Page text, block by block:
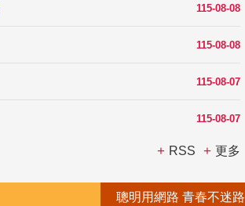
115-08-08
115-08-08
115-08-07
115-08-07
RSS 更多
聰明用網路 青春不迷路